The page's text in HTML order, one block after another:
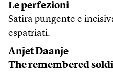
Le perfezioni
Satira pungente e
espatriati.
Anjet Daanje
The remembered